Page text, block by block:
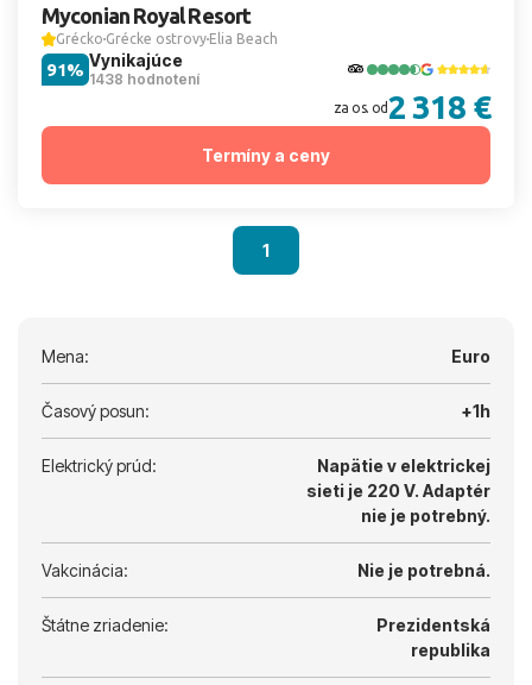
Myconian Royal Resort
Grécko Grécke ostrovy Elia Beach
Vynikajúce
1438 hodnotení
91%
za os. od2 318 €
Termíny a ceny
1
Mena: Euro
Časový posun: +1h
Elektrický prúd:
Napätie v elektrickej
sieti je 220 V. Adaptér
nie je potrebný.
Vakcinácia: Nie je potrebná.
Štátne zriadenie:
Prezidentská
republika